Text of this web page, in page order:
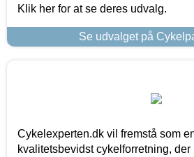
Klik her for at se deres udvalg.
Se udvalget på
Cykelexperten.dk vil fremstå som
kvalitetsbevidst cykelforretning, der